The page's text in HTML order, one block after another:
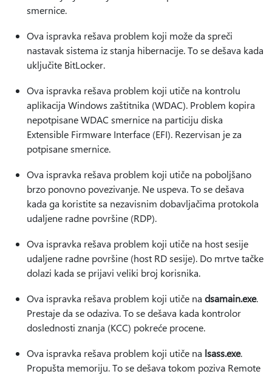
smernice.
Ova ispravka rešava problem koji može da spreči
nastavak sistema iz stanja hibernacije. To se dešava kada
uključite BitLocker.
Ova ispravka rešava problem koji utiče na kontrolu
aplikacija Windows zaštitnika (WDAC). Problem kopira
nepotpisane WDAC smernice na particiju diska
Extensible Firmware Interface (EFI). Rezervisan je za
potpisane smernice.
Ova ispravka rešava problem koji utiče na poboljšano
brzo ponovno povezivanje. Ne uspeva. To se dešava
kada ga koristite sa nezavisnim dobavljačima protokola
udaljene radne površine (RDP).
Ova ispravka rešava problem koji utiče na host sesije
udaljene radne površine (host RD sesije). Do mrtve tačke
dolazi kada se prijavi veliki broj korisnika.
Ova ispravka rešava problem koji utiče na dsamain.exe.
Prestaje da se odaziva. To se dešava kada kontrolor
doslednosti znanja (KCC) pokreće procene.
Ova ispravka rešava problem koji utiče na lsass.exe.
Propušta memoriju. To se dešava tokom poziva Remote